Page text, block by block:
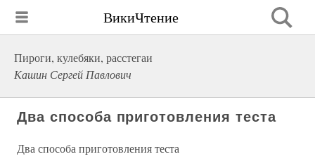
ВикиЧтение
Пироги, кулебяки, расстегаи
Кашин Сергей Павлович
Два способа приготовления теста
Два способа приготовления теста